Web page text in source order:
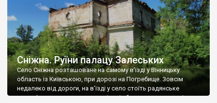
Сніжна. Руїни палацу Залеських
Село Сніжна розташоване на самому в’їзді у Вінницьку
область із Київською, при дорозі на Погребище. Зовсім
недалеко від дороги, на в’їзді у село стоїть радянське
рельєфне пано, яке показує жінку і яблуню, а трохи далі, десь